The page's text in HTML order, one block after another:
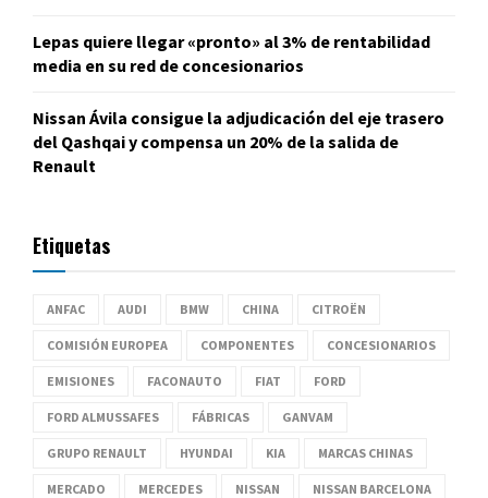
Lepas quiere llegar «pronto» al 3% de rentabilidad
media en su red de concesionarios
Nissan Ávila consigue la adjudicación del eje trasero
del Qashqai y compensa un 20% de la salida de
Renault
Etiquetas
ANFAC AUDI BMW CHINA CITROËN
COMISIÓN EUROPEA COMPONENTES CONCESIONARIOS
EMISIONES FACONAUTO FIAT FORD
FORD ALMUSSAFES FÁBRICAS GANVAM
GRUPO RENAULT HYUNDAI KIA MARCAS CHINAS
MERCADO MERCEDES NISSAN NISSAN BARCELONA